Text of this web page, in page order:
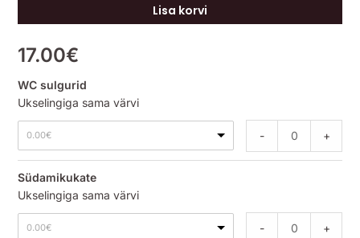
17.00€
WC sulgurid
Ukselingiga sama värvi
0.00€ - +
Südamikukate
Ukselingiga sama värvi
0.00€ - +
Lisa korvi